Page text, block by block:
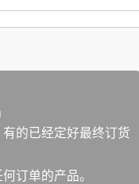
的已经定好最终订货
订单的产品。